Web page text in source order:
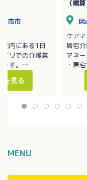
（概算
岡
ケア
居宅
マネ
・居
・利
・担
・適
供に
市市
内にある1日
リでの介護業
す。
排泄・入浴介
リハビリ業務全
を見る
MENU